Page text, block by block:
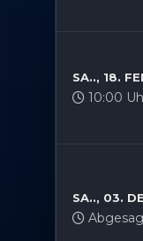
SA.., 18.
10:00
SA.., 03.